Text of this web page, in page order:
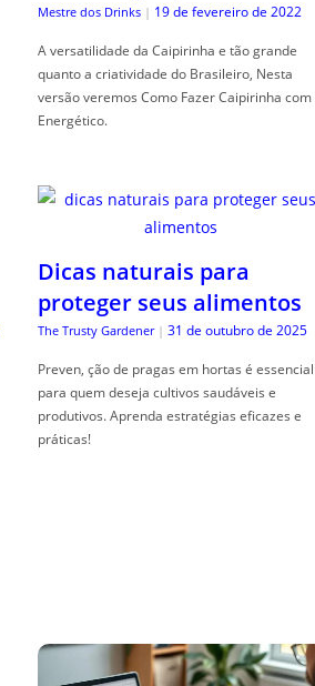
Mestre dos Drinks | 19 de fevereiro de 2022
A versatilidade da Caipirinha e tão grande
quanto a criatividade do Brasileiro, Nesta
versão veremos Como Fazer Caipirinha com
Energético.
Dicas naturais para
proteger seus alimentos
The Trusty Gardener | 31 de outubro de 2025
Preven, ção de pragas em hortas é essencial
para quem deseja cultivos saudáveis e
produtivos. Aprenda estratégias eficazes e
práticas!